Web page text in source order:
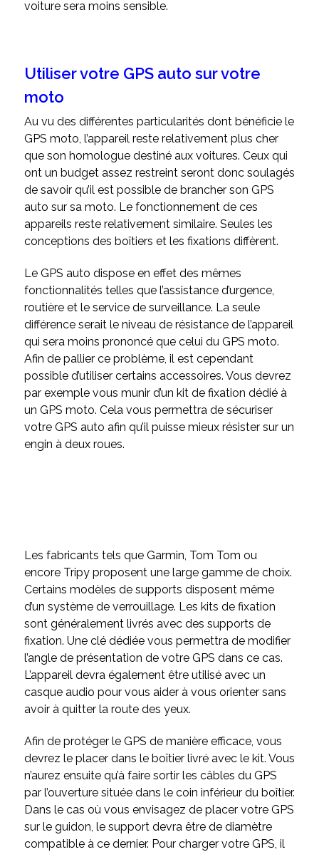
voiture sera moins sensible.
Utiliser votre GPS auto sur votre
moto
Au vu des différentes particularités dont bénéficie le
GPS moto, l’appareil reste relativement plus cher
que son homologue destiné aux voitures. Ceux qui
ont un budget assez restreint seront donc soulagés
de savoir qu’il est possible de brancher son GPS
auto sur sa moto. Le fonctionnement de ces
appareils reste relativement similaire. Seules les
conceptions des boîtiers et les fixations diffèrent.
Le GPS auto dispose en effet des mêmes
fonctionnalités telles que l’assistance d’urgence,
routière et le service de surveillance. La seule
différence serait le niveau de résistance de l’appareil
qui sera moins prononcé que celui du GPS moto.
Afin de pallier ce problème, il est cependant
possible d’utiliser certains accessoires. Vous devrez
par exemple vous munir d’un kit de fixation dédié à
un GPS moto. Cela vous permettra de sécuriser
votre GPS auto afin qu’il puisse mieux résister sur un
engin à deux roues.
Les fabricants tels que Garmin, Tom Tom ou
encore Tripy proposent une large gamme de choix.
Certains modèles de supports disposent même
d’un système de verrouillage. Les kits de fixation
sont généralement livrés avec des supports de
fixation. Une clé dédiée vous permettra de modifier
l’angle de présentation de votre GPS dans ce cas.
L’appareil devra également être utilisé avec un
casque audio pour vous aider à vous orienter sans
avoir à quitter la route des yeux.
Afin de protéger le GPS de manière efficace, vous
devrez le placer dans le boîtier livré avec le kit. Vous
n’aurez ensuite qu’à faire sortir les câbles du GPS
par l’ouverture située dans le coin inférieur du boîtier.
Dans le cas où vous envisagez de placer votre GPS
sur le guidon, le support devra être de diamètre
compatible à ce dernier. Pour charger votre GPS, il